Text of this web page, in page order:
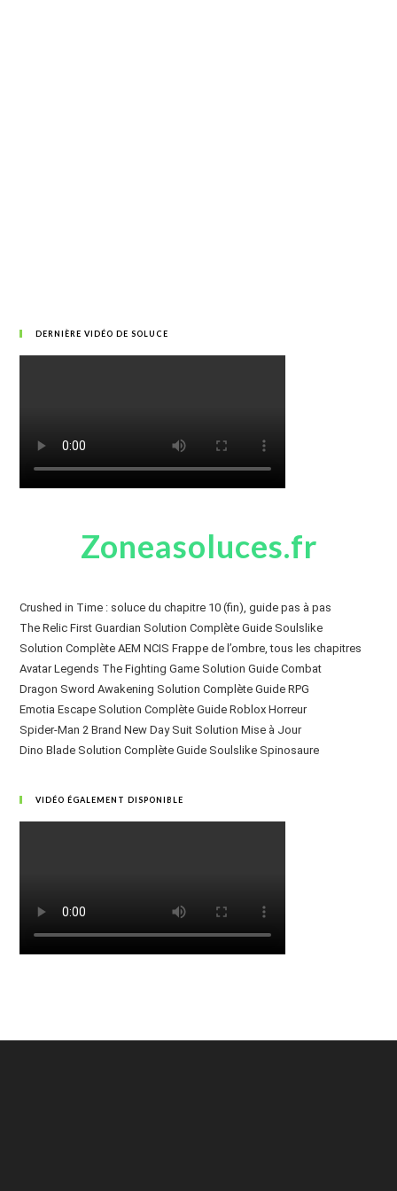
DERNIÈRE VIDÉO DE SOLUCE
Zoneasoluces.fr
Crushed in Time : soluce du chapitre 10 (fin), guide pas à pas
The Relic First Guardian Solution Complète Guide Soulslike
Solution Complète AEM NCIS Frappe de l’ombre, tous les chapitres
Avatar Legends The Fighting Game Solution Guide Combat
Dragon Sword Awakening Solution Complète Guide RPG
Emotia Escape Solution Complète Guide Roblox Horreur
Spider-Man 2 Brand New Day Suit Solution Mise à Jour
Dino Blade Solution Complète Guide Soulslike Spinosaure
VIDÉO ÉGALEMENT DISPONIBLE